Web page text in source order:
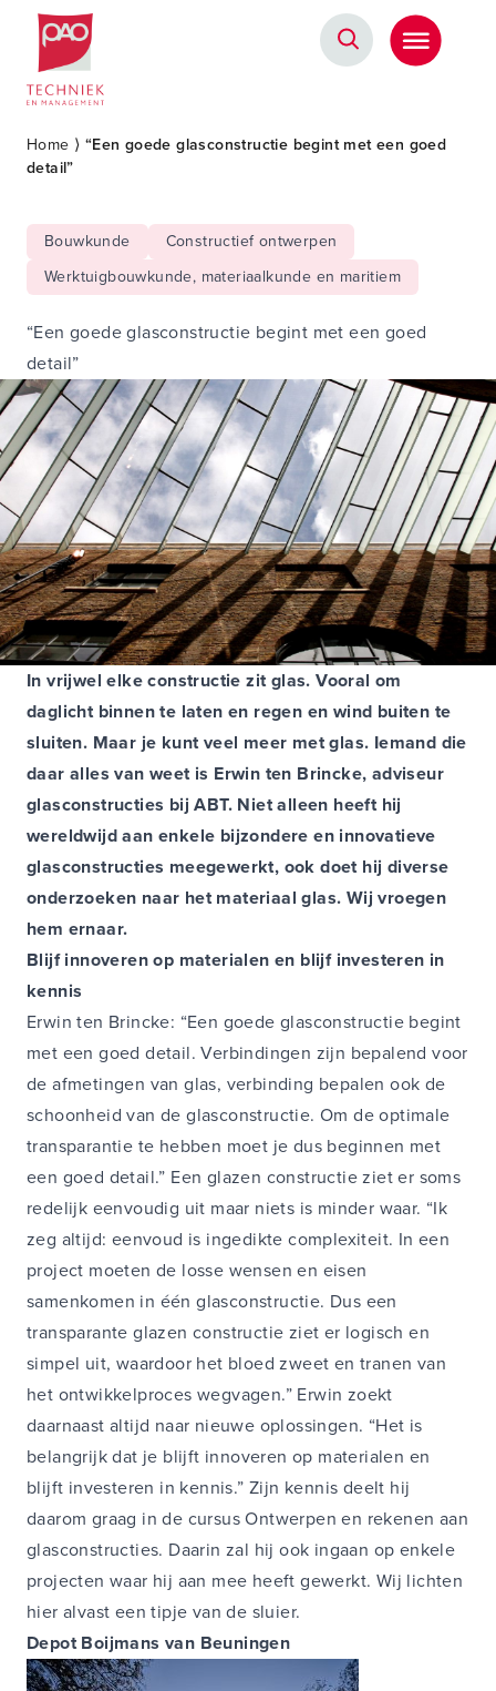
Postacademische cursussen, leergangen en opleidingen
Home ⟩ “Een goede glasconstructie begint met een goed
detail”
Bouwkunde
Constructief ontwerpen
Werktuigbouwkunde, materiaalkunde en maritiem
“Een goede glasconstructie begint met een goed
detail”
In vrijwel elke constructie zit glas. Vooral om
daglicht binnen te laten en regen en wind buiten te
sluiten. Maar je kunt veel meer met glas. Iemand die
daar alles van weet is Erwin ten Brincke, adviseur
glasconstructies bij ABT. Niet alleen heeft hij
wereldwijd aan enkele bijzondere en innovatieve
glasconstructies meegewerkt, ook doet hij diverse
onderzoeken naar het materiaal glas. Wij vroegen
hem ernaar.
Blijf innoveren op materialen en blijf investeren in
kennis
Erwin ten Brincke: “Een goede glasconstructie begint
met een goed detail. Verbindingen zijn bepalend voor
de afmetingen van glas, verbinding bepalen ook de
schoonheid van de glasconstructie. Om de optimale
transparantie te hebben moet je dus beginnen met
een goed detail.” Een glazen constructie ziet er soms
redelijk eenvoudig uit maar niets is minder waar. “Ik
zeg altijd: eenvoud is ingedikte complexiteit. In een
project moeten de losse wensen en eisen
samenkomen in één glasconstructie. Dus een
transparante glazen constructie ziet er logisch en
simpel uit, waardoor het bloed zweet en tranen van
het ontwikkelproces wegvagen.” Erwin zoekt
daarnaast altijd naar nieuwe oplossingen. “Het is
belangrijk dat je blijft innoveren op materialen en
blijft investeren in kennis.” Zijn kennis deelt hij
daarom graag in de cursus Ontwerpen en rekenen aan
glasconstructies. Daarin zal hij ook ingaan op enkele
projecten waar hij aan mee heeft gewerkt. Wij lichten
hier alvast een tipje van de sluier.
Depot Boijmans van Beuningen